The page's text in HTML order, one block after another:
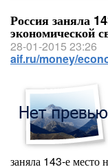
Россия заняла
экономической
28-01-2015 23:26
aif.ru/money/
заняла 143-е место